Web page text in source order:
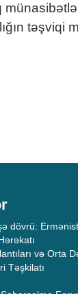
dövrü:
və Orta
Təşkilatı